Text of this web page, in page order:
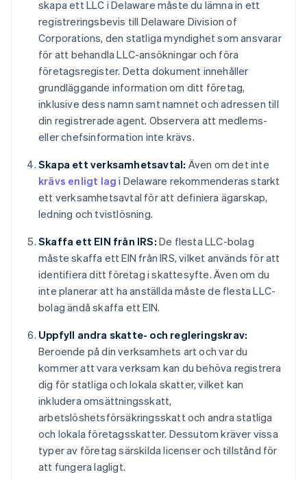
skapa ett LLC i Delaware måste du lämna in ett
registreringsbevis till Delaware Division of
Corporations, den statliga myndighet som ansvarar
för att behandla LLC-ansökningar och föra
företagsregister. Detta dokument innehåller
grundläggande information om ditt företag,
inklusive dess namn samt namnet och adressen till
din registrerade agent. Observera att medlems-
eller chefsinformation inte krävs.
Skapa ett verksamhetsavtal: Även om det inte
krävs enligt lag i Delaware rekommenderas starkt
ett verksamhetsavtal för att definiera ägarskap,
ledning och tvistlösning.
Skaffa ett EIN från IRS: De flesta LLC-bolag
måste skaffa ett EIN från IRS, vilket används för att
identifiera ditt företag i skattesyfte. Även om du
inte planerar att ha anställda måste de flesta LLC-
bolag ändå skaffa ett EIN.
Uppfyll andra skatte- och regleringskrav:
Beroende på din verksamhets art och var du
kommer att vara verksam kan du behöva registrera
dig för statliga och lokala skatter, vilket kan
inkludera omsättningsskatt,
arbetslöshetsförsäkringsskatt och andra statliga
och lokala företagsskatter. Dessutom kräver vissa
typer av företag särskilda licenser och tillstånd för
att fungera lagligt.